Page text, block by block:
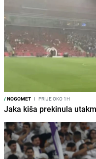
/NOGOMET I PRIJE OKO 1H
Jaka kiša prekinula